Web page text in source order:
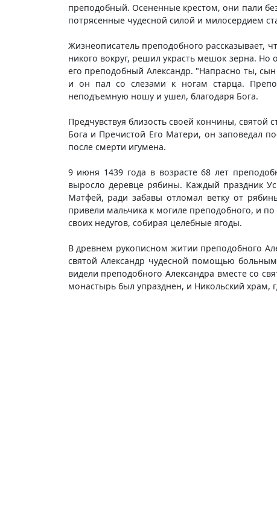
преподобный. Осененные крестом, они пали
потрясенные чудесной силой и милосердием
Жизнеописатель преподобного
никого вокруг, решил украсть мешок зерна.
его преподобный Александр. "Напрасно ты,
и он пал со слезами к ногам старца.
неподъемную ношу и ушел, благодаря Бога.
Предчувствуя близость своей кончины, святой
Бога и Пречистой Его Матери, он заповедал
после смерти игумена.
9 июня 1439 года в возрасте 68 лет
выросло деревце рябины. Каждый праздник
Матфей, ради забавы отломал ветку от
привели мальчика к могиле преподобного, и
своих недугов, собирая целебные ягоды.
В древнем рукописном житии преподобного
святой Александр чудесной помощью
видели преподобного Александра вместе со
монастырь был упразднен, и Никольский